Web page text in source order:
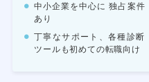
中小企業を中心に 独占案件
あり
丁寧なサポート、各種診断
ツールも初めての転職向け